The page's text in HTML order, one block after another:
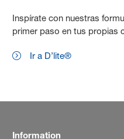
Inspírate con nuestras
primer paso en tus propias
Ir a D’lite®
Information